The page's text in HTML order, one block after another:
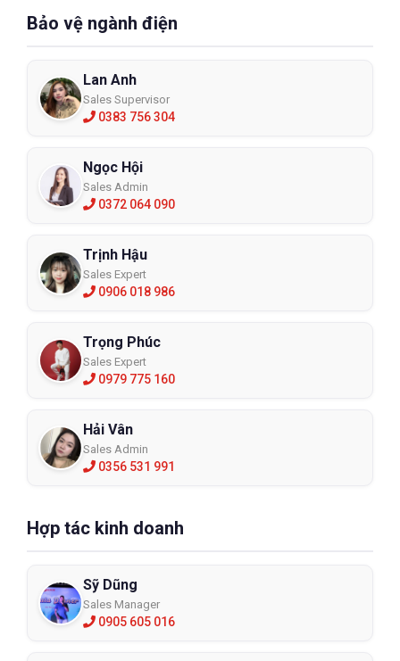
Bảo vệ ngành điện
Lan Anh
Sales Supervisor
0383 756 304
Ngọc Hội
Sales Admin
0372 064 090
Trịnh Hậu
Sales Expert
0906 018 986
Trọng Phúc
Sales Expert
0979 775 160
Hải Vân
Sales Admin
0356 531 991
Hợp tác kinh doanh
Sỹ Dũng
Sales Manager
0905 605 016